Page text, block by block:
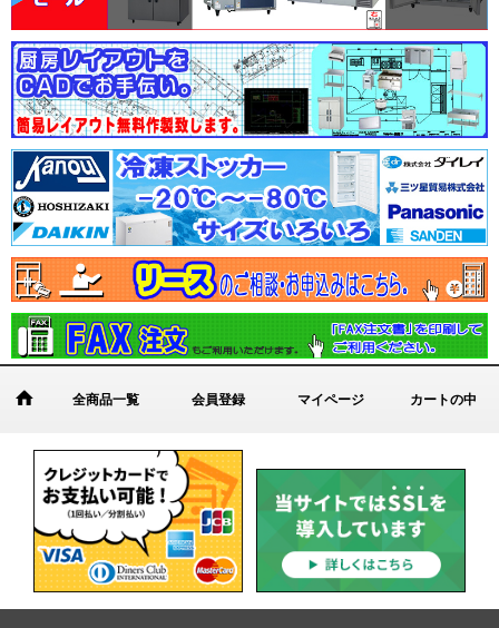
全商品一覧 会員登録 マイページ カートの中